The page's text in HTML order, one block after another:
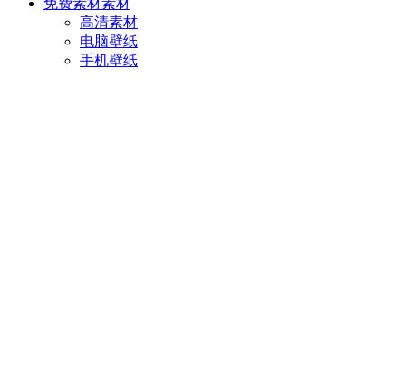
免费素材素材
高清素材
电脑壁纸
手机壁纸